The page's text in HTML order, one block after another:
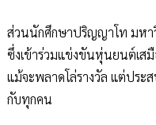
ส่วนนักศึกษาปริญญาโท มหา
ซึ่งเข้าร่วมแข่งขันหุ่นยนต์เ
แม้จะพลาดโล่รางวัล แต่ประ
กับทุกคน